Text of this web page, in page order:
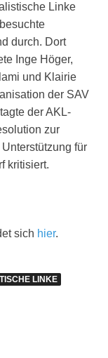
Linke
durch. Dort
Inge Höger,
und Klairie
der SAV
der AKL-
zur
für
kritisiert.
sich hier.
LINKE